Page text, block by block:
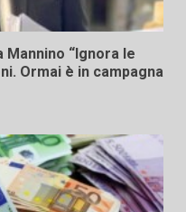
Mannino “Ignora le
Ormai è in campagna